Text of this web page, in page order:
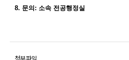
8. 문의 : 소속 전공행정실